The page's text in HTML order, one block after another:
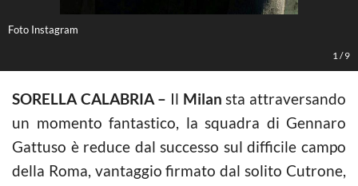
Foto Instagram
1 /9
SORELLA CALABRIA – Il Milan sta attraversando
un momento fantastico, la squadra di Gennaro
Gattuso è reduce dal successo sul difficile campo
della Roma, vantaggio firmato dal solito Cutrone,